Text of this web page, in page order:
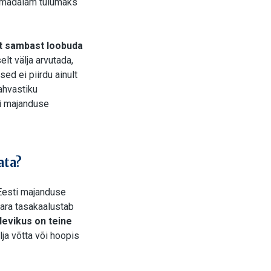
sambast loobuda
välja arvutada,
ei piirdu ainult
majanduse
tasakaalustab
on teine
võtta või hoopis